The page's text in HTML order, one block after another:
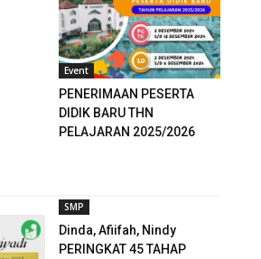
Event
PENERIMAAN PESERTA
DIDIK BARU THN
PELAJARAN 2025/2026
SMP
Dinda, Afiifah, Nindy
PERINGKAT 45 TAHAP